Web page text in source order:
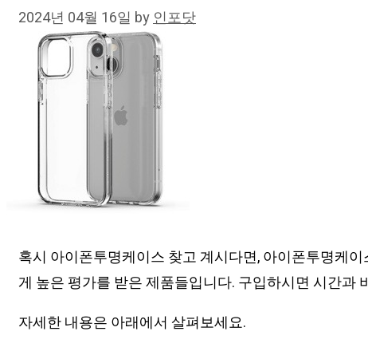
2024년 04월 16일 by인포닷
혹시 아이폰투명케이스 찾고 계시다면, 아이폰투명케
게 높은 평가를 받은 제품들입니다. 구입하시면 시간과
자세한 내용은 아래에서 살펴보세요.